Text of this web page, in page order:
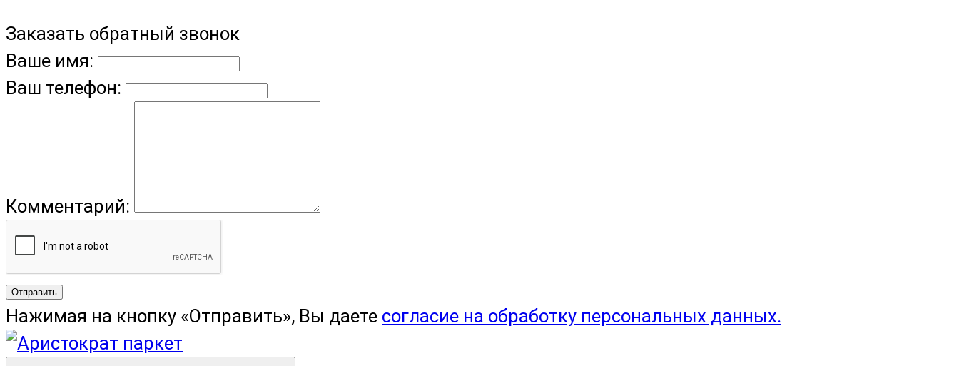
Заказать обратный звонок
Ваше имя:
Ваш телефон:
Комментарий:
Отправить
Нажимая на кнопку «Отправить», Вы даете согласие на обработку персональных данных.